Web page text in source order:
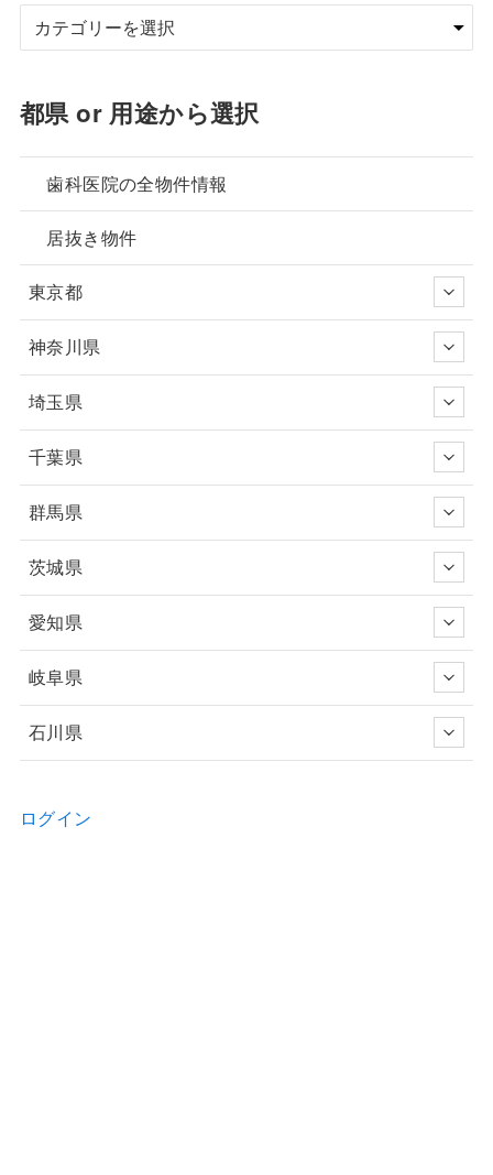
都県 or 用途から選択
歯科医院の全物件情報
居抜き物件
東京都
神奈川県
埼玉県
千葉県
群馬県
茨城県
愛知県
岐阜県
石川県
ログイン